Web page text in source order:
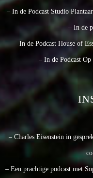
– In de Podcast Studio
– In de
– In de Podcast House of
– In de Podcast
– Charles Eisenstein in
– Een prachtige podcast met